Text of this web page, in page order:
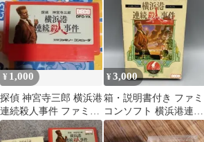
¥ 1,000
探偵 神宮寺三郎 横浜港
連続殺人事件 ファミコ
ン ソフト
¥3,000
箱・説明書付き ファミ
コンソフト 横浜港連続
殺人事件 データイース
ト